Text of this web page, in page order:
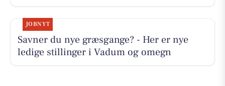
JOBNYT
Savner du nye græsgange? - Her er nye
ledige stillinger i Vadum og omegn